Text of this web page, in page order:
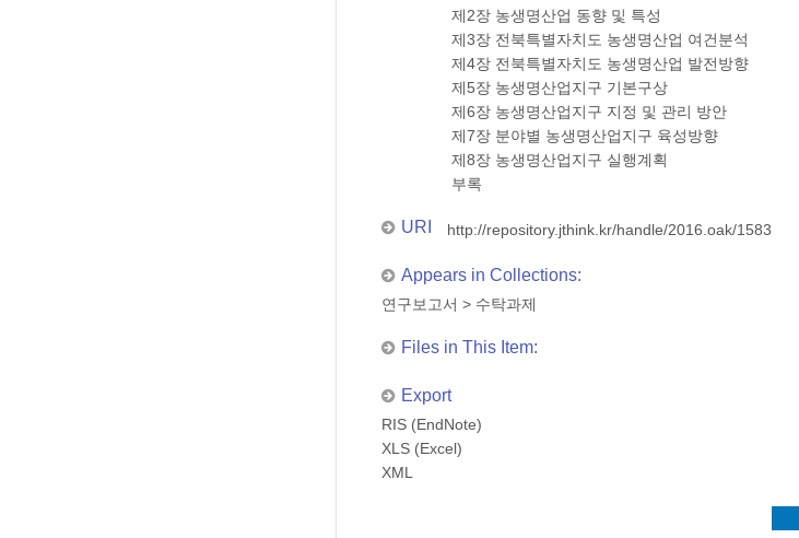
제2장 농생명산업 동향 및 특성
제3장 전북특별자치도 농생명산업 여건분석
제4장 전북특별자치도 농생명산업 발전방향
제5장 농생명산업지구 기본구상
제6장 농생명산업지구 지정 및 관리 방안
제7장 분야별 농생명산업지구 육성방향
제8장 농생명산업지구 실행계획
부록
URI http://repository.jthink.kr/handle/2016.oak/1583
Appears in Collections:
연구보고서 > 수탁과제
Files in This Item:
Export
RIS (EndNote)
XLS (Excel)
XML